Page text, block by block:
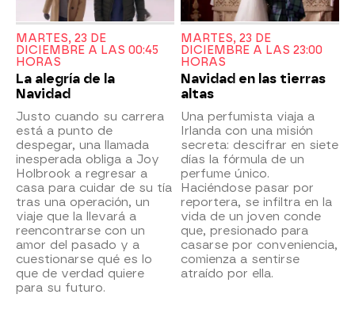
MARTES, 23 DE
DICIEMBRE A LAS 00:45
HORAS
La alegría de la
Navidad
Justo cuando su carrera
está a punto de
despegar, una llamada
inesperada obliga a Joy
Holbrook a regresar a
casa para cuidar de su tía
tras una operación, un
viaje que la llevará a
reencontrarse con un
amor del pasado y a
cuestionarse qué es lo
que de verdad quiere
para su futuro.
MARTES, 23 DE
DICIEMBRE A LAS 23:00
HORAS
Navidad en las tierras
altas
Una perfumista viaja a
Irlanda con una misión
secreta: descifrar en siete
días la fórmula de un
perfume único.
Haciéndose pasar por
reportera, se infiltra en la
vida de un joven conde
que, presionado para
casarse por conveniencia,
comienza a sentirse
atraído por ella.